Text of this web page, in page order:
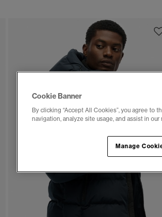
Cookie Banner
By clicking “Accept All Cookies”, you agree to
navigation, analyze site usage, and assist in
Manage